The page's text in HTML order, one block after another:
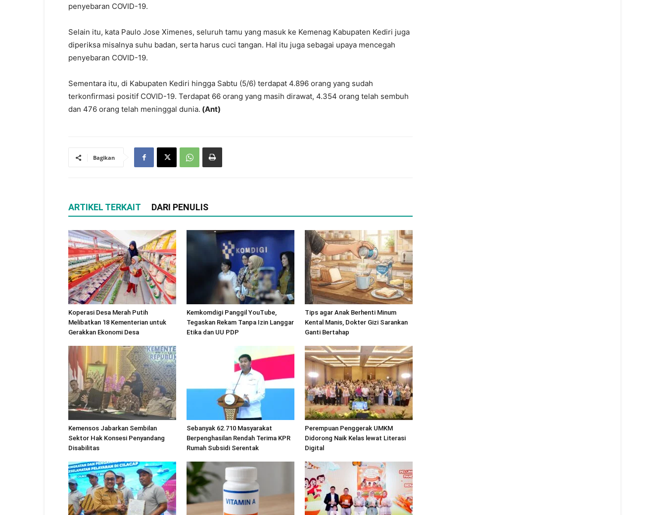
penyebaran COVID-19.
Selain itu, kata Paulo Jose Ximenes, seluruh tamu yang masuk ke Kemenag Kabupaten Kediri juga
diperiksa misalnya suhu badan, serta harus cuci tangan. Hal itu juga sebagai upaya mencegah
penyebaran COVID-19.
Sementara itu, di Kabupaten Kediri hingga Sabtu (5/6) terdapat 4.896 orang yang sudah
terkonfirmasi positif COVID-19. Terdapat 66 orang yang masih dirawat, 4.354 orang telah sembuh
dan 476 orang telah meninggal dunia. (Ant)
Bagikan
ARTIKEL TERKAIT DARI PENULIS
Koperasi Desa Merah Putih
Melibatkan 18 Kementerian untuk
Gerakkan Ekonomi Desa
Kemkomdigi Panggil YouTube,
Tegaskan Rekam Tanpa Izin Langgar
Etika dan UU PDP
Tips agar Anak Berhenti Minum
Kental Manis, Dokter Gizi Sarankan
Ganti Bertahap
Kemensos Jabarkan Sembilan
Sektor Hak Konsesi Penyandang
Disabilitas
Sebanyak 62.710 Masyarakat
Berpenghasilan Rendah Terima KPR
Rumah Subsidi Serentak
Perempuan Penggerak UMKM
Didorong Naik Kelas lewat Literasi
Digital